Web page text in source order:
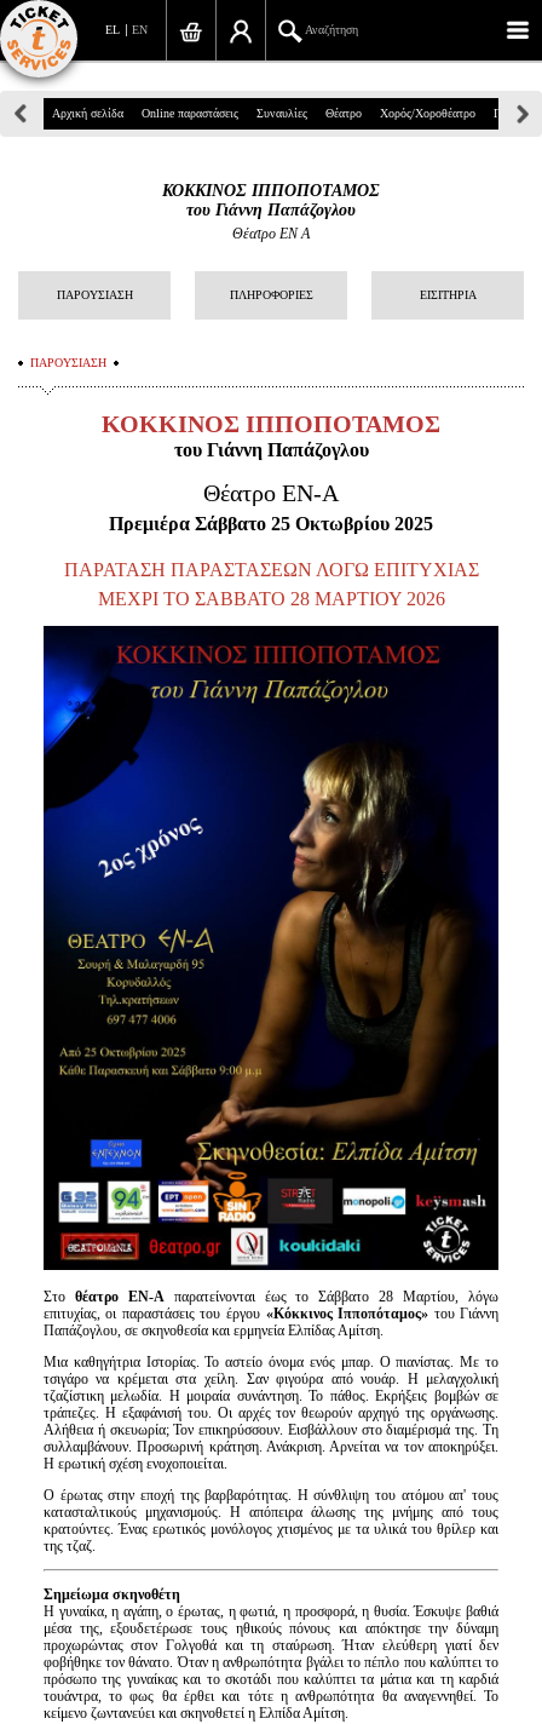
EN
EL Αναζήτηση
Πανεπιστημίου 39, Αθήνα
info@ticketservices.gr
Σύνδεση/Εγγραφή
Προσωπικά Δεδομένα
Πληροφορίες
Αρχική σελίδα Online παραστάσεις Συναυλίες Θέατρο Χορός/Χοροθέατρο Παιδικά
ΚΟΚΚΙΝΟΣ ΙΠΠΟΠΟΤΑΜΟΣ
του Γιάννη Παπάζογλου
Θέατρο ΕΝ Α
ΠΑΡΟΥΣΙΑΣΗ ΠΛΗΡΟΦΟΡΙΕΣ ΕΙΣΙΤΗΡΙΑ
ΠΑΡΟΥΣΙΑΣΗ
ΚΟΚΚΙΝΟΣ ΙΠΠΟΠΟΤΑΜΟΣ
του Γιάννη Παπάζογλου
Θέατρο ΕΝ-Α
Πρεμιέρα Σάββατο 25 Οκτωβρίου 2025
ΠΑΡΑΤΑΣΗ ΠΑΡΑΣΤΑΣΕΩΝ ΛΟΓΩ ΕΠΙΤΥΧΙΑΣ
ΜΕΧΡΙ ΤΟ ΣΑΒΒΑΤΟ 28 ΜΑΡΤΙΟΥ 2026
Στο θέατρο ΕΝ-Απαρατείνονται έως το Σάββατο 28 Μαρτίου, λόγω
επιτυχίας, οι παραστάσεις του έργου «Κόκκινος Ιπποπόταμος» του Γιάννη
Παπάζογλου, σε σκηνοθεσία και ερμηνεία Ελπίδας Αμίτση.
Μια καθηγήτρια Ιστορίας. Το αστείο όνομα ενός μπαρ. Ο πιανίστας. Με το
τσιγάρο να κρέμεται στα χείλη. Σαν φιγούρα από νουάρ. Η μελαγχολική
τζαζίστικη μελωδία. Η μοιραία συνάντηση. Το πάθος. Εκρήξεις βομβών σε
τράπεζες. Η εξαφάνισή του. Οι αρχές τον θεωρούν αρχηγό της οργάνωσης.
Αλήθεια ή σκευωρία; Τον επικηρύσσουν. Εισβάλλουν στο διαμέρισμά της. Τη
συλλαμβάνουν. Προσωρινή κράτηση. Ανάκριση. Αρνείται να τον αποκηρύξει.
Η ερωτική σχέση ενοχοποιείται.
Ο έρωτας στην εποχή της βαρβαρότητας. Η σύνθλιψη του ατόμου απ' τους
κατασταλτικούς μηχανισμούς. Η απόπειρα άλωσης της μνήμης από τους
κρατούντες. Ένας ερωτικός μονόλογος χτισμένος με τα υλικά του θρίλερ και
της τζαζ.
Σημείωμα σκηνοθέτη
Η γυναίκα, η αγάπη, ο έρωτας, η φωτιά, η προσφορά, η θυσία.Έσκυψε βαθιά
μέσα της, εξουδετέρωσε τους ηθικούς πόνους και απόκτησε την δύναμη
προχωρώντας στον Γολγοθά και τη σταύρωση.Ήταν ελεύθερη γιατί δεν
φοβήθηκε τον θάνατο.Όταν η ανθρωπότητα βγάλει το πέπλο που καλύπτει το
πρόσωπο της γυναίκας και το σκοτάδι που καλύπτει τα μάτια και τη καρδιά
τουάντρα, το φως θα έρθει και τότε η ανθρωπότητα θα αναγεννηθεί.Το
κείμενο ζωντανεύει και σκηνοθετεί η Ελπίδα Αμίτση.